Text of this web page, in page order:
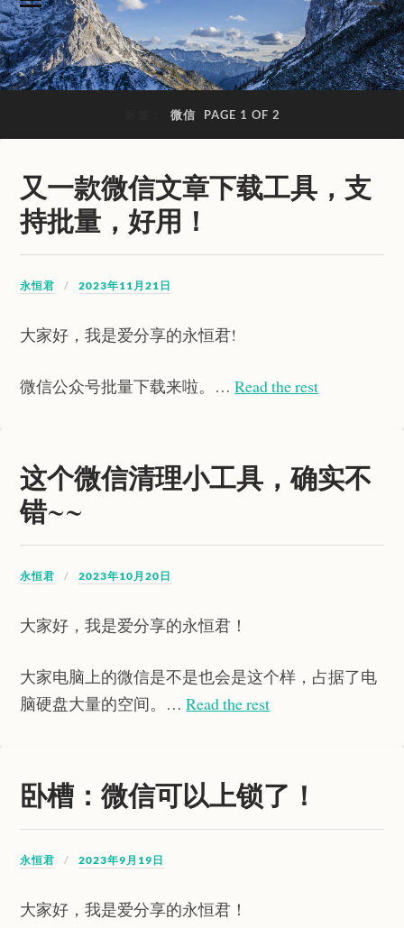
微信 PAGE 1 OF 2
又一款微信文章下载工具，支
持批量，好用！
永恒君 2023年11月21日
大家好，我是爱分享的永恒君!
微信公众号批量下载来啦。…Read the rest
这个微信清理小工具，确实不
错~~
永恒君 2023年10月20日
大家好，我是爱分享的永恒君！
大家电脑上的微信是不是也会是这个样，占据了电
脑硬盘大量的空间。…Read the rest
卧槽：微信可以上锁了！
永恒君 2023年9月19日
大家好，我是爱分享的永恒君！